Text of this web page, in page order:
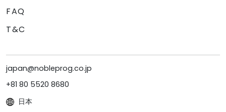
FAQ
T&C
japan@nobleprog.co.jp
+81 80 5520 8680
日本